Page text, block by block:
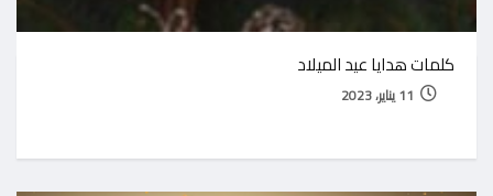
كلمات هدايا عيد الميلاد
11 يناير، 2023